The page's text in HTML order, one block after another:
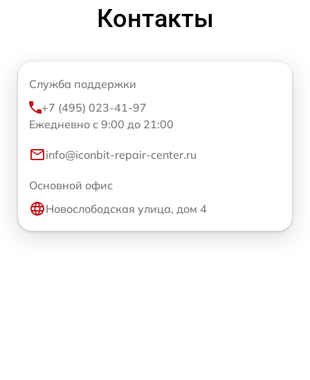
Контакты
Служба поддержки
+7 (495) 023-41-97
Ежедневно с 9:00 до 21:00
info@iconbit-repair-center.ru
Основной офис
Новослободская улица, дом 4